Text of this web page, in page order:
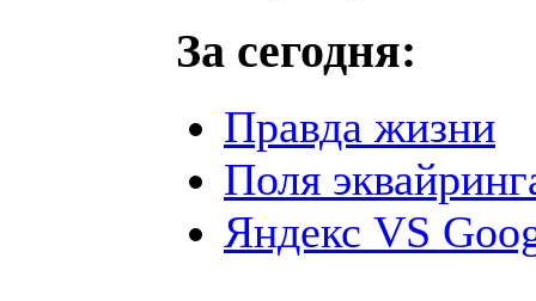
За сегодня:
Правда жизни
Поля
Яндекс VS